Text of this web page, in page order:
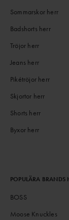
Sommarskor herr
Badshorts herr
Tröjor herr
Jeans herr
Pikétröjor herr
Skjortor herr
Shorts herr
Byxor herr
POPULÄRA BRANDS
BOSS
Moose Knuckles